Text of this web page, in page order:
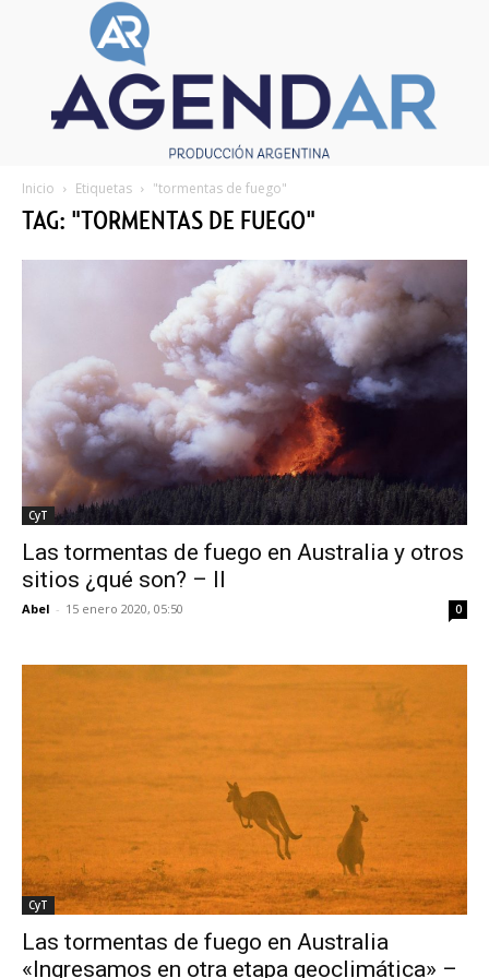
Inicio Etiquetas "tormentas de fuego"
TAG: "TORMENTAS DE FUEGO"
CyT
Las tormentas de fuego en Australia y otros
sitios ¿qué son? – II
Abel - 15 enero 2020, 05:50 0
CyT
Las tormentas de fuego en Australia
«Ingresamos en otra etapa geoclimática» –